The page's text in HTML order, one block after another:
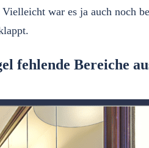
war es ja auch noch
fehlende Bereiche